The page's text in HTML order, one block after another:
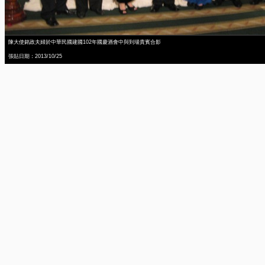
陳大使銘政夫婦於中華民國建國102年國慶酒會中與到場貴賓合影
張貼日期：2013/10/25